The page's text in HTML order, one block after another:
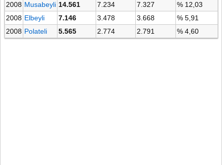
2008 Musabeyli 14.561 7.234 7.327
% 12,03
2008 Elbeyli 7.146 3.478 3.668
% 5,91
2008 Polateli 5.565 2.774 2.791 % 4,60